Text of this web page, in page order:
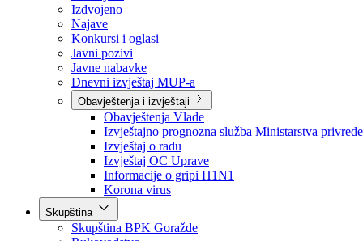
Aktuelno
Sve vijesti
Izdvojeno
Najave
Konkursi i oglasi
Javni pozivi
Javne nabavke
Dnevni izvještaj MUP-a
Obavještenja i izvještaji
Obavještenja Vlade
Izvještajno prognozna služba Ministarstva privrede
Izvještaj o radu
Izvještaj OC Uprave
Informacije o gripi H1N1
Korona virus